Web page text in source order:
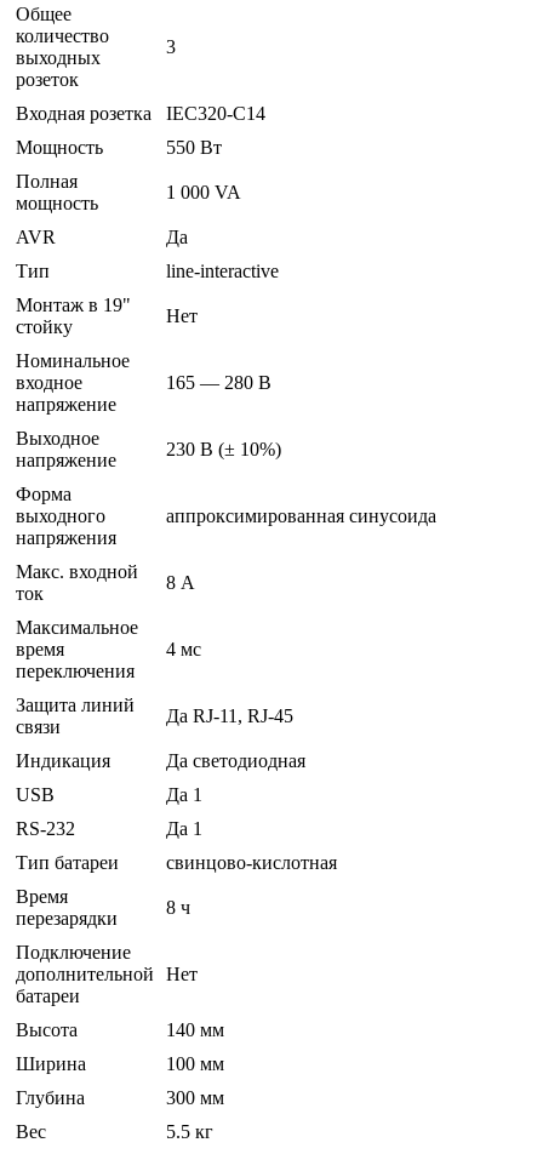
Общее
количество
выходных
розеток
3
Входная розетка
IEC320-C14
Мощность
550 Вт
Полная
мощность
1 000 VA
AVR
Да
Тип
line-interactive
Монтаж в 19"
стойку
Нет
Номинальное
входное
напряжение
165 — 280 В
Выходное
напряжение
230 В (± 10%)
Форма
выходного
напряжения
аппроксимированная синусоида
Макс. входной
ток
8 А
Максимальное
время
переключения
4 мс
Защита линий
связи
Да RJ-11, RJ-45
Индикация
Да светодиодная
USB
Да 1
RS-232
Да 1
Тип батареи
свинцово-кислотная
Время
перезарядки
8 ч
Подключение
дополнительной
батареи
Нет
Высота
140 мм
Ширина
100 мм
Глубина
300 мм
Вес
5.5 кг